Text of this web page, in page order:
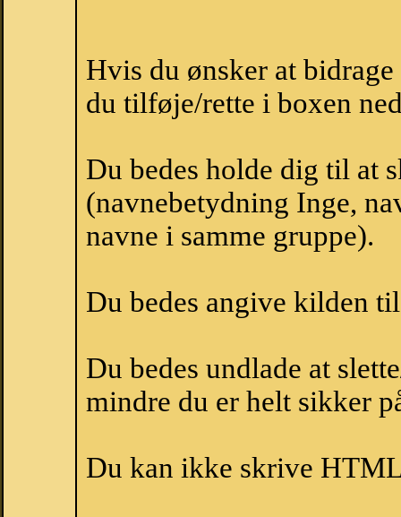
Hvis du ønsker at
du tilføje/rette i boxen
Du bedes holde dig til at
(navnebetydning Inge,
navne i samme gruppe).
Du bedes angive kilden
Du bedes undlade at
mindre du er helt sikker
Du kan ikke skrive